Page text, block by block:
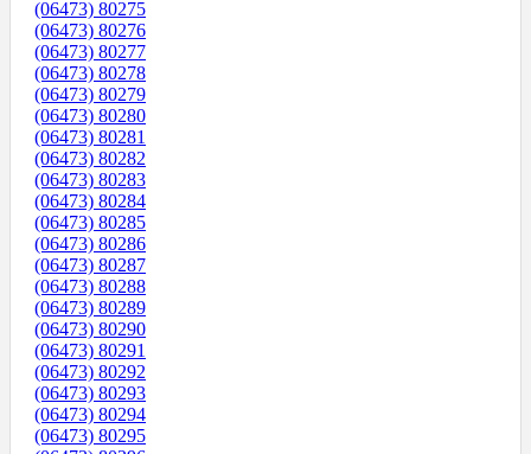
(06473) 80275
(06473) 80276
(06473) 80277
(06473) 80278
(06473) 80279
(06473) 80280
(06473) 80281
(06473) 80282
(06473) 80283
(06473) 80284
(06473) 80285
(06473) 80286
(06473) 80287
(06473) 80288
(06473) 80289
(06473) 80290
(06473) 80291
(06473) 80292
(06473) 80293
(06473) 80294
(06473) 80295